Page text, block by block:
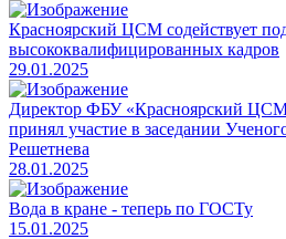
Красноярский ЦСМ содействует
высококвалифицированных кадров
29.01.2025
Директор ФБУ «Красноярский
принял участие в заседании
Решетнева
28.01.2025
Вода в кране - теперь по ГОСТу
15.01.2025